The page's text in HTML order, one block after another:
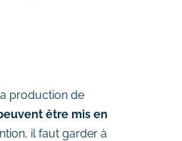
production de
être mis en
il faut garder à